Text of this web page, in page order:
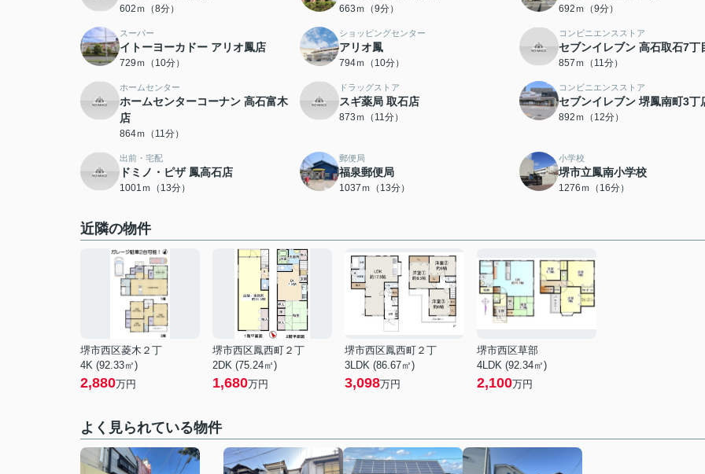
602ｍ（8分） 663ｍ（9分） 692ｍ（9分）
スーパー
イトーヨーカドー アリオ鳳店
729ｍ（10分）
ショッピングセンター
アリオ鳳
794ｍ（10分）
コンビニエンスストア
セブンイレブン 高石取石7丁
857ｍ（11分）
ホームセンター
ホームセンターコーナン 高石富木
店
864ｍ（11分）
ドラッグストア
スギ薬局 取石店
873ｍ（11分）
コンビニエンスストア
セブンイレブン 堺鳳南町3丁
892ｍ（12分）
出前・宅配
ドミノ・ピザ 鳳高石店
1001ｍ（13分）
郵便局
福泉郵便局
1037ｍ（13分）
小学校
堺市立鳳南小学校
1276ｍ（16分）
近隣の物件
堺市西区菱木２丁
4K (92.33㎡)
2,880万円
堺市西区鳳西町２丁
2DK (75.24㎡)
1,680万円
堺市西区鳳西町２丁
3LDK (86.67㎡)
3,098万円
堺市西区草部
4LDK (92.34㎡)
2,100万円
よく見られている物件